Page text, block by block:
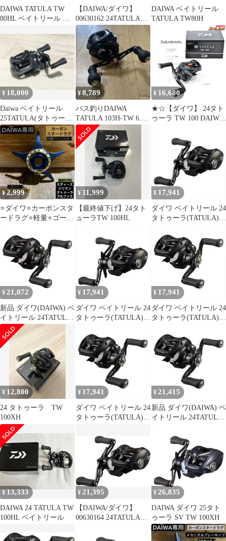
DAIWA TATULA TW
80HL ベイトリール 左
【DAIWA/ダイワ】
00630162 24TATULA
TW 100H (329371) ベイ
トリール
DAIWA ベイトリール
TATULA TW80H
¥ 18,000
Daiwa ベイトリール
25TATULA(タトゥーラ)
SV TW 100
¥8,789
バス釣りDAIWA
TATULA 103H-TW 6.3
TWS 本日値下げ
¥ 16,680
★☆【ダイワ】 24タト
ゥーラ TW 100 DAIWA
¥2,999
⭐️ダイワ⭐️カーボンスタ
ードラグ⭐️軽量⭐️ゴール
ン⭐️DAIWA
¥ 11,999
【最終値下げ】24タト
ューラTW 100HL
¥ 17,941
ダイワ ベイトリール 24
タトゥーラ(TATULA)
¥ 21,072
新品 ダイワ(DAIWA) ベ
イトリール 24TATULA
TW 100XHL
¥ 17,941
ダイワ ベイトリール 24
タトゥーラ(TATULA)
¥ 17,941
ダイワ ベイトリール 24
タトゥーラ(TATULA)
¥ 12,800
24 タトゥーラ TW
100XH
¥ 17,941
ダイワ ベイトリール 24
タトゥーラ(TATULA)
¥ 21,415
新品 ダイワ(DAIWA) ベ
イトリール 24TATULA
¥13,333
DAIWA 24 TATULA TW
100HL ベイトリール
¥ 21,395
【DAIWA/ダイワ】
00630164 24TATULA
イトリール
¥ 26,835
DAIWA ダイワ 25タト
ゥーラ SV TW 100XH